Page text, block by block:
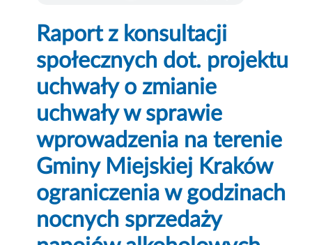
Raport z konsultacji
społecznych dot. projektu
uchwały o zmianie
uchwały w sprawie
wprowadzenia na terenie
Gminy Miejskiej Kraków
ograniczenia w godzinach
nocnych sprzedaży